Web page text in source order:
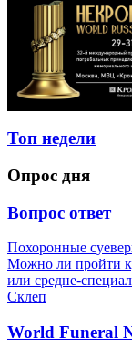
Топ недели
Опрос дня
Вопрос ответ
Похоронные
Можно ли пройти
или средне-
Склеп
World Funeral